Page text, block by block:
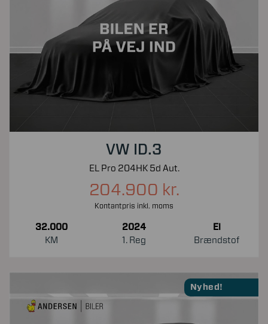
VW ID.3
EL Pro 204HK 5d Aut.
204.900 kr.
Kontantpris inkl. moms
32.000
KM
2024
1. Reg
El
Brændstof
Nyhed!